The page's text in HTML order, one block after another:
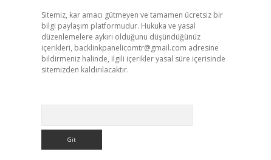
Sitemiz, kar amacı gütmeyen ve tamamen ücretsiz bir
bilgi paylaşım platformudur. Hukuka ve yasal
düzenlemelere aykırı olduğunu düşündüğünüz
içerikleri, backlinkpanelicomtr@gmail.com adresine
bildirmeniz halinde, ilgili içerikler yasal süre içerisinde
sitemizden kaldırılacaktır.